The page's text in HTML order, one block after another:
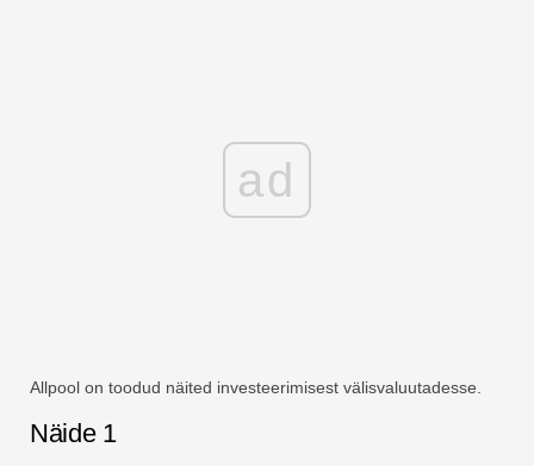
ad
Allpool on toodud näited investeerimisest välisvaluutadesse.
Näide 1